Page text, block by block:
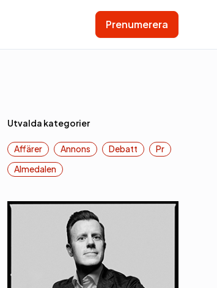
Prenumerera
Utvalda kategorier
Affärer Annons Debatt
Pr
Almedalen